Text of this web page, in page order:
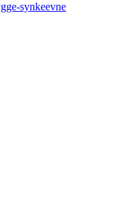
synkeevne